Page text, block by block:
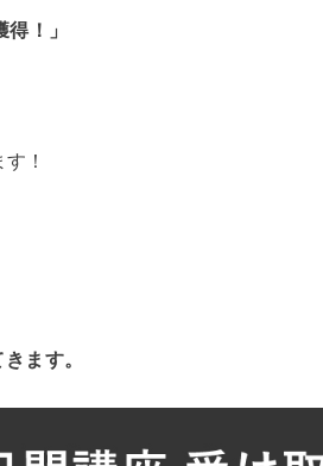
！」
！
ます。